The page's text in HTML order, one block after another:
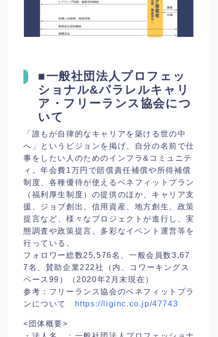
■一般社団法人プロフェッ
ショナル&パラレルキャリ
ア・フリーランス協会につ
いて
「誰もが自律的なキャリアを築ける世の中
へ」というビジョンを掲げ、自分の名前で仕
事をしたい人のためのインフラ&コミュニテ
ィ。年会費1万円で賠償責任補償や所得補償
制度、各種優待が使えるベネフィットプラン
（福利厚生制度）の提供のほか、キャリア支
援、ジョブ創出、信用資産、地方創生、政策
提言など、様々なプロジェクトが進行し、実
態調査や政策提言、多彩なイベント運営等を
行っている。
フォロワー総数25,576名 、一般会員数3,67
7名 、賛助企業222社
（内、コワーキングス
ペース 99）
（2020年2月末現在）
参考：フリーランス協会のベネフィットプラ
ンについて
https://liginc.co.jp/47743
<団体概要>